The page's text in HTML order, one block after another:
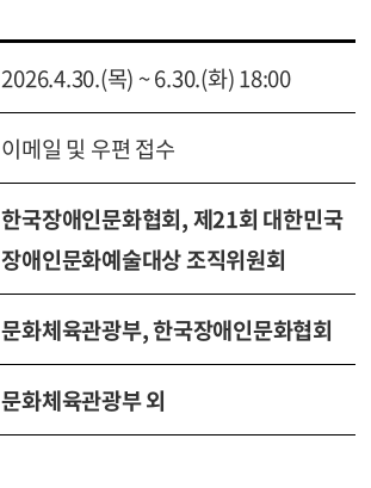
2026.4.30.(목) ~ 6.30.(화) 18:00
이메일 및 우편 접수
한국장애인문화협회, 제21회 대한민국
장애인문화예술대상 조직위원회
문화체육관광부, 한국장애인문화협회
문화체육관광부 외